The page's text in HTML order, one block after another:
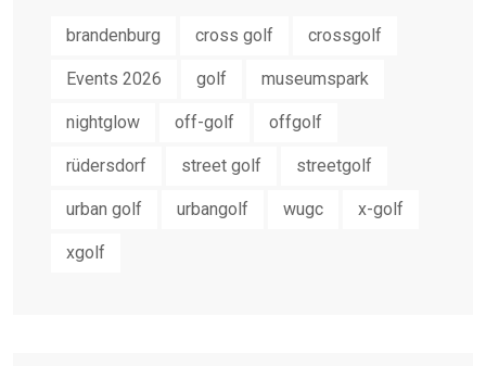
brandenburg cross golf crossgolf
Events 2026 golf museumspark
nightglow off-golf offgolf
rüdersdorf street golf streetgolf
urban golf urbangolf wugc x-golf
xgolf